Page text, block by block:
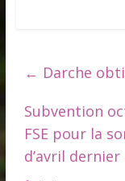
← Darche
Subvention
FSE pour la
d’avril dernier